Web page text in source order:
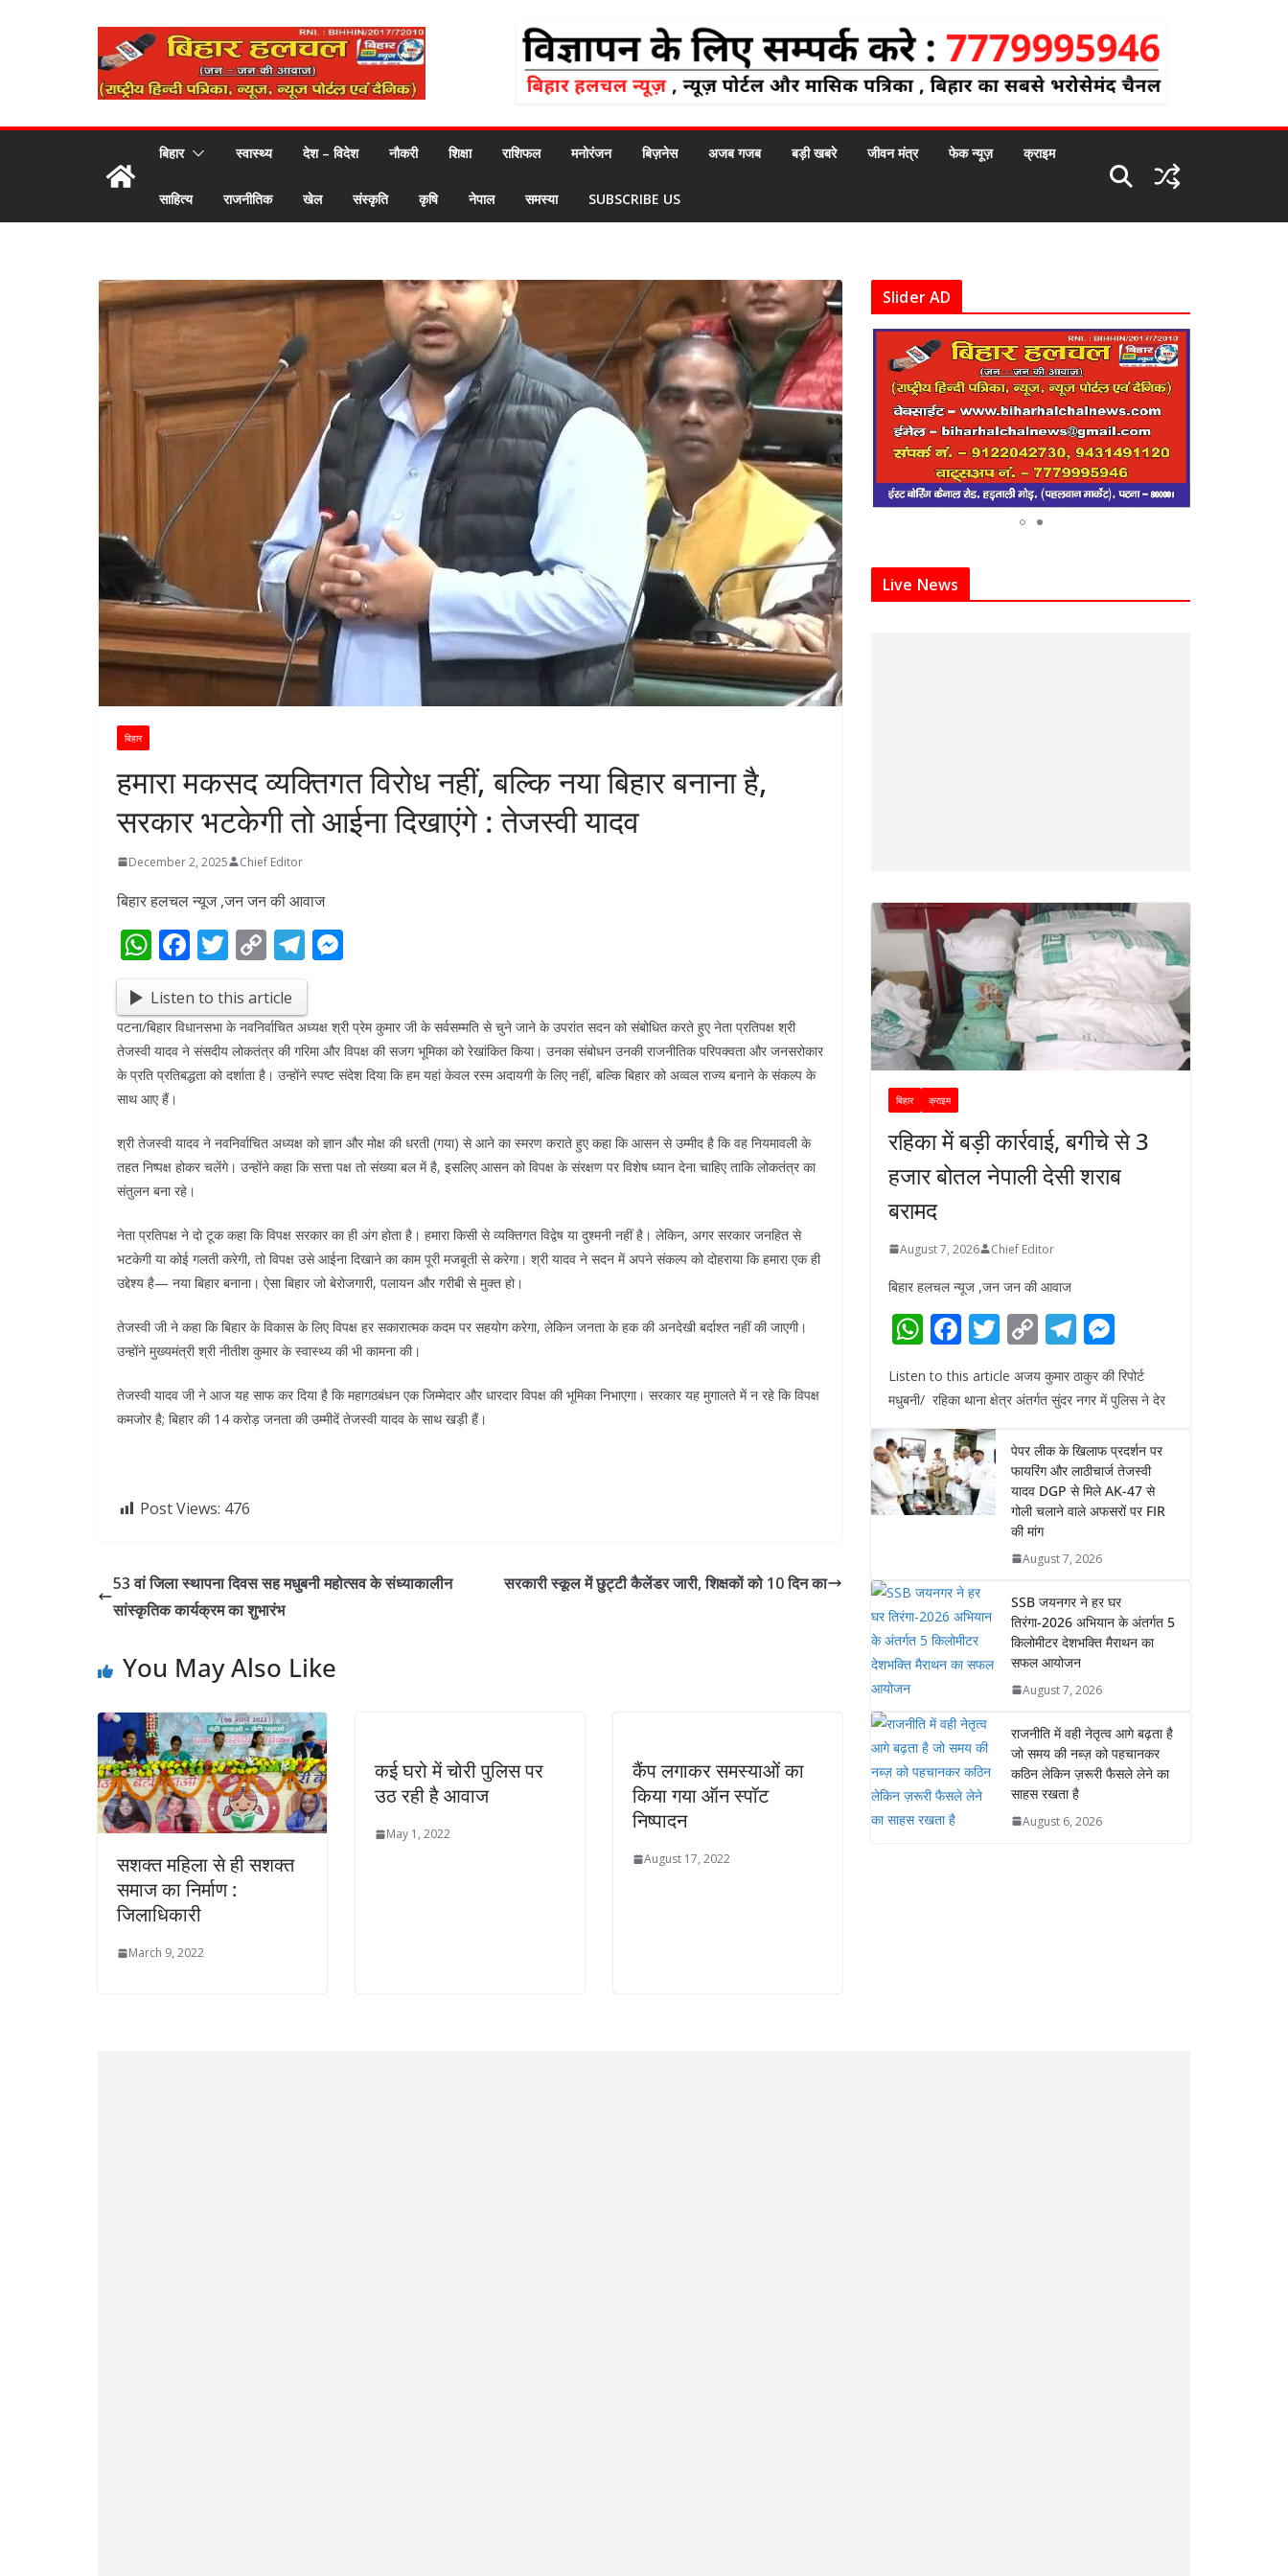
बिहार स्वास्थ्य देश – विदेश नौकरी शिक्षा राशिफल मनोरंजन बिज़नेस अजब गजब बड़ी खबरे जीवन मंत्र फेक न्यूज़ क्राइम
साहित्य राजनीतिक खेल संस्कृति कृषि नेपाल समस्या SUBSCRIBE US
बिहार
हमारा मकसद व्यक्तिगत विरोध नहीं, बल्कि नया बिहार बनाना है,
सरकार भटकेगी तो आईना दिखाएंगे : तेजस्वी यादव
December 2, 2025 Chief Editor
बिहार हलचल न्यूज ,जन जन की आवाज
W
at
s
A
p
p
F
e
b
o
k
T
itt
er
C
p
y
Li
k
T
el
e
gr
a
e
n
er
Listen to this article
पटना/बिहार विधानसभा के नवनिर्वाचित अध्यक्ष श्री प्रेम कुमार जी के सर्वसम्मति से चुने जाने के उपरांत सदन को संबोधित करते हुए नेता प्रतिपक्ष श्री
तेजस्वी यादव ने संसदीय लोकतंत्र की गरिमा और विपक्ष की सजग भूमिका को रेखांकित किया। उनका संबोधन उनकी राजनीतिक परिपक्वता और जनसरोकार
के प्रति प्रतिबद्धता को दर्शाता है। उन्होंने स्पष्ट संदेश दिया कि हम यहां केवल रस्म अदायगी के लिए नहीं, बल्कि बिहार को अव्वल राज्य बनाने के संकल्प के
साथ आए हैं।
श्री तेजस्वी यादव ने नवनिर्वाचित अध्यक्ष को ज्ञान और मोक्ष की धरती (गया) से आने का स्मरण कराते हुए कहा कि आसन से उम्मीद है कि वह नियमावली के
तहत निष्पक्ष होकर चलेंगे। उन्होंने कहा कि सत्ता पक्ष तो संख्या बल में है, इसलिए आसन को विपक्ष के संरक्षण पर विशेष ध्यान देना चाहिए ताकि लोकतंत्र का
संतुलन बना रहे।
नेता प्रतिपक्ष ने दो टूक कहा कि विपक्ष सरकार का ही अंग होता है। हमारा किसी से व्यक्तिगत विद्वेष या दुश्मनी नहीं है। लेकिन, अगर सरकार जनहित से
भटकेगी या कोई गलती करेगी, तो विपक्ष उसे आईना दिखाने का काम पूरी मजबूती से करेगा। श्री यादव ने सदन में अपने संकल्प को दोहराया कि हमारा एक ही
उद्देश्य है— नया बिहार बनाना। ऐसा बिहार जो बेरोजगारी, पलायन और गरीबी से मुक्त हो।
तेजस्वी जी ने कहा कि बिहार के विकास के लिए विपक्ष हर सकारात्मक कदम पर सहयोग करेगा, लेकिन जनता के हक की अनदेखी बर्दाश्त नहीं की जाएगी।
उन्होंने मुख्यमंत्री श्री नीतीश कुमार के स्वास्थ्य की भी कामना की।
तेजस्वी यादव जी ने आज यह साफ कर दिया है कि महागठबंधन एक जिम्मेदार और धारदार विपक्ष की भूमिका निभाएगा। सरकार यह मुगालते में न रहे कि विपक्ष
कमजोर है; बिहार की 14 करोड़ जनता की उम्मीदें तेजस्वी यादव के साथ खड़ी हैं।
Post Views: 476
53 वां जिला स्थापना दिवस सह मधुबनी महोत्सव के संध्याकालीन
सांस्कृतिक कार्यक्रम का शुभारंभ
सरकारी स्कूल में छुट्टी कैलेंडर जारी, शिक्षकों को 10 दिन का
You May Also Like
सशक्त महिला से ही सशक्त
समाज का निर्माण :
जिलाधिकारी
March 9, 2022
कई घरो में चोरी पुलिस पर
उठ रही है आवाज
May 1, 2022
कैंप लगाकर समस्याओं का
किया गया ऑन स्पॉट
निष्पादन
August 17, 2022
Slider AD
Live News
बिहार क्राइम
रहिका में बड़ी कार्रवाई, बगीचे से 3
हजार बोतल नेपाली देसी शराब
बरामद
August 7, 2026 Chief Editor
बिहार हलचल न्यूज ,जन जन की आवाज
W
at
s
A
p
p
F
e
b
o
o
k
T
w
itt
er
C
p
Li
n
k
T
e
a
m
e
ss
e
n
g
er
Listen to this article अजय कुमार ठाकुर की रिपोर्ट
मधुबनी/ रहिका थाना क्षेत्र अंतर्गत सुंदर नगर में पुलिस ने देर
पेपर लीक के खिलाफ प्रदर्शन पर
फायरिंग और लाठीचार्ज तेजस्वी
यादव DGP से मिले AK-47 से
गोली चलाने वाले अफसरों पर FIR
की मांग
August 7, 2026
SSB जयनगर ने हर घर
तिरंगा-2026 अभियान के अंतर्गत 5
किलोमीटर देशभक्ति मैराथन का
सफल आयोजन
August 7, 2026
राजनीति में वही नेतृत्व आगे बढ़ता है
जो समय की नब्ज़ को पहचानकर
कठिन लेकिन ज़रूरी फैसले लेने का
साहस रखता है
August 6, 2026